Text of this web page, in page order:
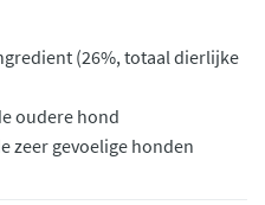
(26%, totaal dierlijke
oudere hond
zeer gevoelige honden